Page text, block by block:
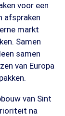
voor een
afspraken
markt
Samen
samen
van Europa
van Sint
na